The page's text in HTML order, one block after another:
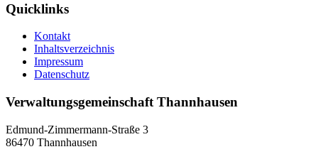
Quicklinks
Kontakt
Inhaltsverzeichnis
Impressum
Datenschutz
Verwaltungsgemeinschaft Thannhausen
Edmund-Zimmermann-Straße 3
86470 Thannhausen